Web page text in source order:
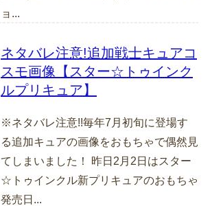
ョ...
ネタバレ注意!追加戦士キュアコ
スモ画像【スター☆トゥインク
ルプリキュア】
※ネタバレ注意!!毎年7月初旬に登場す
る追加キュアの画像をおもちゃで偶然見
てしまいました！ 昨日2月2日はスター
☆トゥインクル新プリキュアのおもちゃ
発売日...